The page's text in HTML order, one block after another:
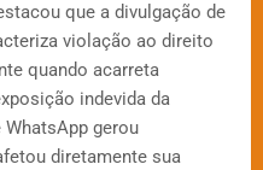
que a divulgação de
violação ao direito
quando acarreta
indevida da
gerou
diretamente sua